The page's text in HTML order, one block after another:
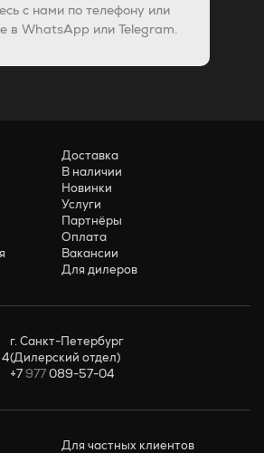
с нами по телефону или
в WhatsApp или Telegram.
Доставка
В наличии
Новинки
Услуги
Партнёры
Оплата
Вакансии
Для дилеров
г. Санкт-Петербург
(Дилерский отдел)
+7977089-57-04
Для частных клиентов